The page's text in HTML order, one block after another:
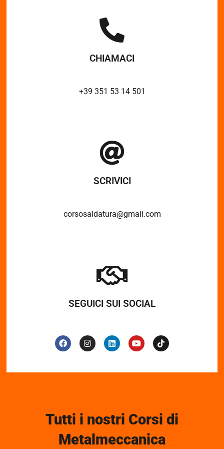
CHIAMACI
+39 351 53 14 501
SCRIVICI
corsosaldatura@gmail.com
SEGUICI SUI SOCIAL
Tutti i nostri Corsi di
Metalmeccanica